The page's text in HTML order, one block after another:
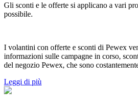
Gli sconti e le offerte si applicano a vari
possibile.
I volantini con offerte e sconti di Pewex
informazioni sulle campagne in corso,
del negozio Pewex, che sono
Leggi di più